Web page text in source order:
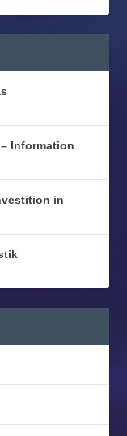
Information
in